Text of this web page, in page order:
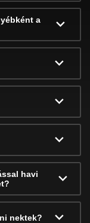
a
havi
nektek?